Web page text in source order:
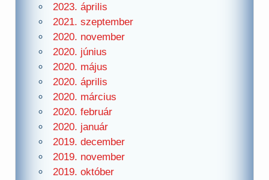
2023. április
2021. szeptember
2020. november
2020. június
2020. május
2020. április
2020. március
2020. február
2020. január
2019. december
2019. november
2019. október